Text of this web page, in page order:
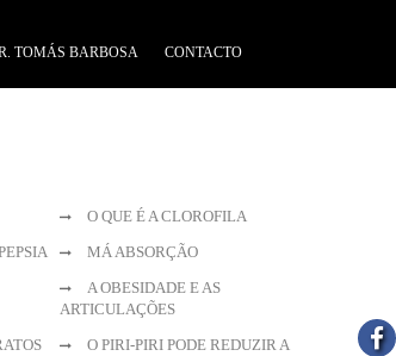
TOMÁS BARBOSA CONTACTO
O QUE É A CLOROFILA
MÁ ABSORÇÃO
A OBESIDADE E AS
ARTICULAÇÕES
O PIRI-PIRI PODE REDUZIR A